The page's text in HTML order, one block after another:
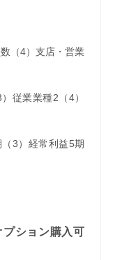
（4）支店・営業
従業業種2（4）
3）経常利益5期
ション購入可